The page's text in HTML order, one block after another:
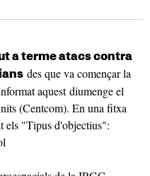
a terme atacs contra
des que va començar la
aquest diumenge el
(Centcom). En una fitxa
els "Tipus d'objectius":